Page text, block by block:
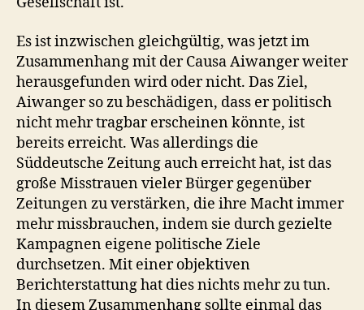
Es ist inzwischen gleichgültig, was jetzt im
Zusammenhang mit der Causa Aiwanger weiter
herausgefunden wird oder nicht. Das Ziel,
Aiwanger so zu beschädigen, dass er politisch
nicht mehr tragbar erscheinen könnte, ist
bereits erreicht. Was allerdings die
Süddeutsche Zeitung auch erreicht hat, ist das
große Misstrauen vieler Bürger gegenüber
Zeitungen zu verstärken, die ihre Macht immer
mehr missbrauchen, indem sie durch gezielte
Kampagnen eigene politische Ziele
durchsetzen. Mit einer objektiven
Berichterstattung hat dies nichts mehr zu tun.
In diesem Zusammenhang sollte einmal das